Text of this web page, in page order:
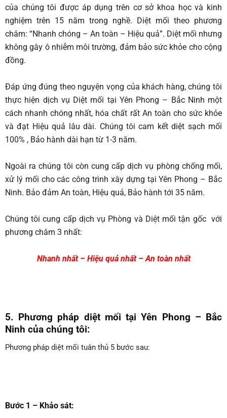
của chúng tôi được áp dụng trên cơ sở khoa học và kinh
nghiệm trên 15 năm trong nghề. Diệt mối theo phương
châm: “Nhanh chóng – An toàn – Hiệu quả”. Diệt mối nhưng
không gây ô nhiễm môi trường, đảm bảo sức khỏe cho cộng
đồng.
Đáp ứng đúng theo nguyện vọng của khách hàng, chúng tôi
thực hiện dịch vụ Diệt mối tại Yên Phong – Bắc Ninh một
cách nhanh chóng nhất, hóa chất rất An toàn cho sức khỏe
và đạt Hiệu quả lâu dài. Chúng tôi cam kết diệt sạch mối
100% , Bảo hành dài hạn từ 1-3 năm.
Ngoài ra chúng tôi còn cung cấp dịch vụ phòng chống mối,
xử lý mối cho các công trình xây dựng tại Yên Phong – Bắc
Ninh. Bảo đảm An toàn, Hiệu quả, Bảo hành tới 35 năm.
Chúng tôi cung cấp dịch vụ Phòng và Diệt mối tận gốc với
phương châm 3 nhất:
Nhanh nhất – Hiệu quả nhất – An toàn nhất
5. Phương pháp diệt mối tại Yên Phong – Bắc
Ninh của chúng tôi:
Phương pháp diệt mối tuân thủ 5 bước sau:
Bước 1 – Khảo sát: